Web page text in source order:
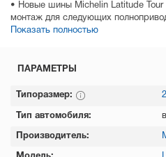
• Новые шины Michelin Latitude Tour
монтаж для следующих
Показать полностью
ПАРАМЕТРЫ
Типоразмер:
Тип автомобиля:
Производитель: